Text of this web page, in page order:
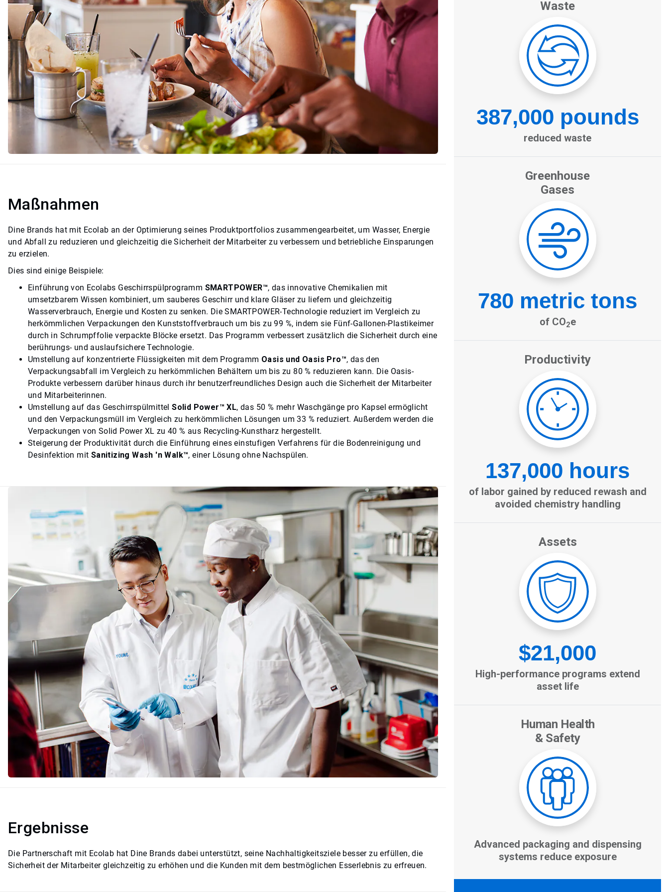
Maßnahmen
Dine Brands hat mit Ecolab an der Optimierung seines Produktportfolios zusammengearbeitet, um Wasser, Energie
und Abfall zu reduzieren und gleichzeitig die Sicherheit der Mitarbeiter zu verbessern und betriebliche Einsparungen
zu erzielen.
Dies sind einige Beispiele:
Einführung von Ecolabs Geschirrspülprogramm SMARTPOWER™, das innovative Chemikalien mit
umsetzbarem Wissen kombiniert, um sauberes Geschirr und klare Gläser zu liefern und gleichzeitig
Wasserverbrauch, Energie und Kosten zu senken. Die SMARTPOWER-Technologie reduziert im Vergleich zu
herkömmlichen Verpackungen den Kunststoffverbrauch um bis zu 99 %, indem sie Fünf-Gallonen-Plastikeimer
durch in Schrumpffolie verpackte Blöcke ersetzt. Das Programm verbessert zusätzlich die Sicherheit durch eine
berührungs- und auslaufsichere Technologie.
Umstellung auf konzentrierte Flüssigkeiten mit dem Programm Oasis und Oasis Pro™, das den
Verpackungsabfall im Vergleich zu herkömmlichen Behältern um bis zu 80 % reduzieren kann. Die Oasis-
Produkte verbessern darüber hinaus durch ihr benutzerfreundliches Design auch die Sicherheit der Mitarbeiter
und Mitarbeiterinnen.
Umstellung auf das GeschirrspülmittelSolid Power™ XL, das 50 % mehr Waschgänge pro Kapsel ermöglicht
und den Verpackungsmüll im Vergleich zu herkömmlichen Lösungen um 33 % reduziert. Außerdem werden die
Verpackungen von Solid Power XL zu 40 % aus Recycling-Kunstharz hergestellt.
Steigerung der Produktivität durch die Einführung eines einstufigen Verfahrens für die Bodenreinigung und
Desinfektion mit Sanitizing Wash 'n Walk™, einer Lösung ohne Nachspülen.
Ergebnisse
Die Partnerschaft mit Ecolab hat Dine Brands dabei unterstützt, seine Nachhaltigkeitsziele besser zu erfüllen, die
Sicherheit der Mitarbeiter gleichzeitig zu erhöhen und die Kunden mit dem bestmöglichen Esserlebnis zu erfreuen.